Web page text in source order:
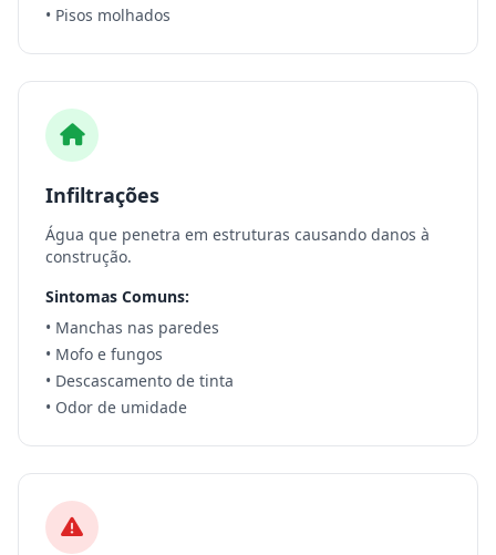
• Pisos molhados
Infiltrações
Água que penetra em estruturas causando danos à
construção.
Sintomas Comuns:
• Manchas nas paredes
• Mofo e fungos
• Descascamento de tinta
• Odor de umidade